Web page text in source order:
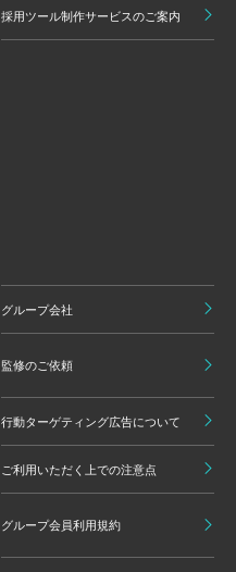
採用ツール制作サービスのご案内
グループ会社
監修のご依頼
行動ターゲティング広告について
ご利用いただく上での注意点
グループ会員利用規約